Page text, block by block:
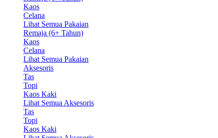
Kaos
Celana
Lihat Semua Pakaian
Remaja (6+ Tahun)
Kaos
Celana
Lihat Semua Pakaian
Aksesoris
Tas
Topi
Kaos Kaki
Lihat Semua Aksesoris
Tas
Topi
Kaos Kaki